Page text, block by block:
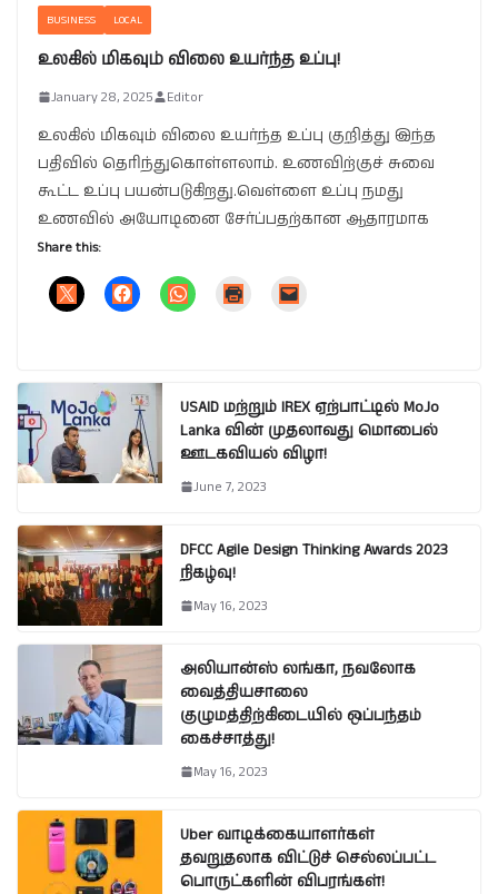
BUSINESS LOCAL
உலகில் மிகவும் விலை உயர்ந்த உப்பு!
January 28, 2025 Editor
உலகில் மிகவும் விலை உயர்ந்த உப்பு குறித்து இந்த
பதிவில் தெரிந்துகொள்ளலாம். உணவிற்குச் சுவை
கூட்ட உப்பு பயன்படுகிறது.வெள்ளை உப்பு நமது
உணவில் அயோடினை சேர்ப்பதற்கான ஆதாரமாக
Share this:
USAID மற்றும் IREX ஏற்பாட்டில் MoJo
Lanka வின் முதலாவது மொபைல்
ஊடகவியல் விழா!
June 7, 2023
DFCC Agile Design Thinking Awards 2023
நிகழ்வு!
May 16, 2023
அலியான்ஸ் லங்கா, நவலோக
வைத்தியசாலை
குழுமத்திற்கிடையில் ஒப்பந்தம்
கைச்சாத்து!
May 16, 2023
Uber வாடிக்கையாளர்கள்
தவறுதலாக விட்டுச் செல்லப்பட்ட
பொருட்களின் விபரங்கள்!